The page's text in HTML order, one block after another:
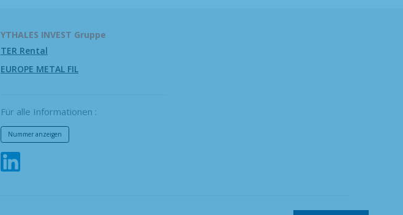
YTHALES INVEST Gruppe
TER Rental
EUROPE METAL FIL
Für alle Informationen :
Nummer anzeigen